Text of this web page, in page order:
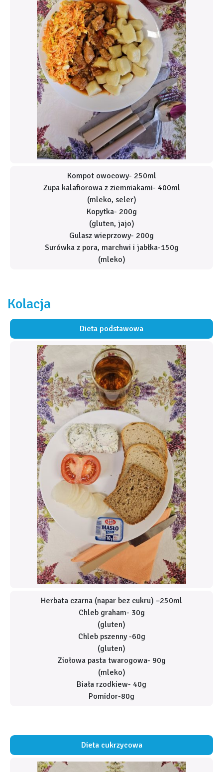
Kompot owocowy- 250ml
Zupa kalafiorowa z ziemniakami- 400ml
(mleko, seler)
Kopytka- 200g
(gluten, jajo)
Gulasz wieprzowy- 200g
Surówka z pora, marchwi i jabłka-150g
(mleko)
Kolacja
Dieta podstawowa
Herbata czarna (napar bez cukru) –250ml
Chleb graham- 30g
(gluten)
Chleb pszenny -60g
(gluten)
Ziołowa pasta twarogowa- 90g
(mleko)
Biała rzodkiew- 40g
Pomidor-80g
Dieta cukrzycowa